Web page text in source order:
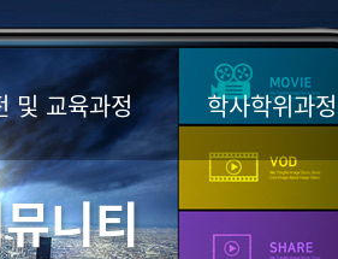
및 교육과정 학사학위과정
니티